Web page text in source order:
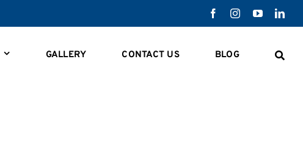
GALLERY CONTACT US BLOG